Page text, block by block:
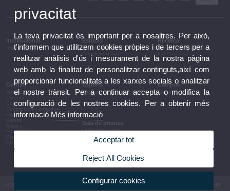
Institucional
Institucional
Estudis
Estudis i formació
Recerca
Recerca, innovació i
Cultura
Arts escèniques
Conferències i debats
Congressos i jornades
Exposicions
Patrimoni
Esports
Esports
Campus
Campus
Sala de premsa
UVComunicació
Notes de premsa
Agenda de govern
Informació corporativa
© 2026 UV. - Av. Blasco Ibáñez, 13. 46010 València. Espanya. Tel UV: (+34) 963 86 41 00
privacitat
La teva privacitat és important per a nosaltres. Per això,
t'informem que utilitzem cookies pròpies i de tercers per a
realitzar anàlisis d'ús i mesurament de la nostra pàgina
web amb la finalitat de personalitzar continguts,així com
proporcionar funcionalitats a les xarxes socials o analitzar
el nostre trànsit. Per a continuar accepta o modifica la
configuració de les nostres cookies. Per a obtenir més
informació Més informació
Acceptar tot
Reject All Cookies
Configurar cookies